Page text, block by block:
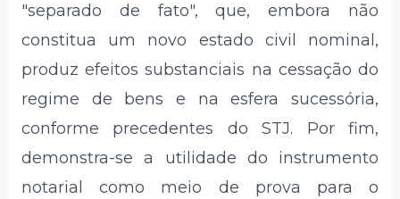
"separado de fato", que, embora não
constitua um novo estado civil nominal,
produz efeitos substanciais na cessação do
regime de bens e na esfera sucessória,
conforme precedentes do STJ. Por fim,
demonstra-se a utilidade do instrumento
notarial como meio de prova para o